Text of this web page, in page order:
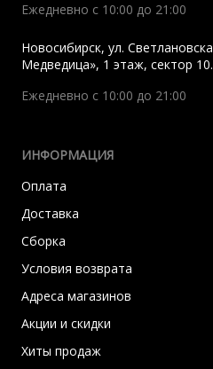
Ежедневно с 10:00 до 21:00
Новосибирск, ул.
Медведица», 1 этаж, сектор 10.
Ежедневно с 10:00 до 21:00
ИНФОРМАЦИЯ
Оплата
Доставка
Сборка
Условия возврата
Адреса магазинов
Акции и скидки
Хиты продаж